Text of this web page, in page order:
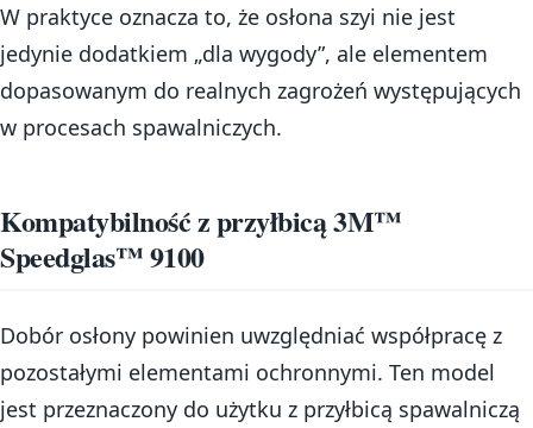
W praktyce oznacza to, że osłona szyi nie jest
jedynie dodatkiem „dla wygody”, ale elementem
dopasowanym do realnych zagrożeń występujących
w procesach spawalniczych.
Kompatybilność z przyłbicą 3M™
Speedglas™ 9100
Dobór osłony powinien uwzględniać współpracę z
pozostałymi elementami ochronnymi. Ten model
jest przeznaczony do użytku z przyłbicą spawalniczą